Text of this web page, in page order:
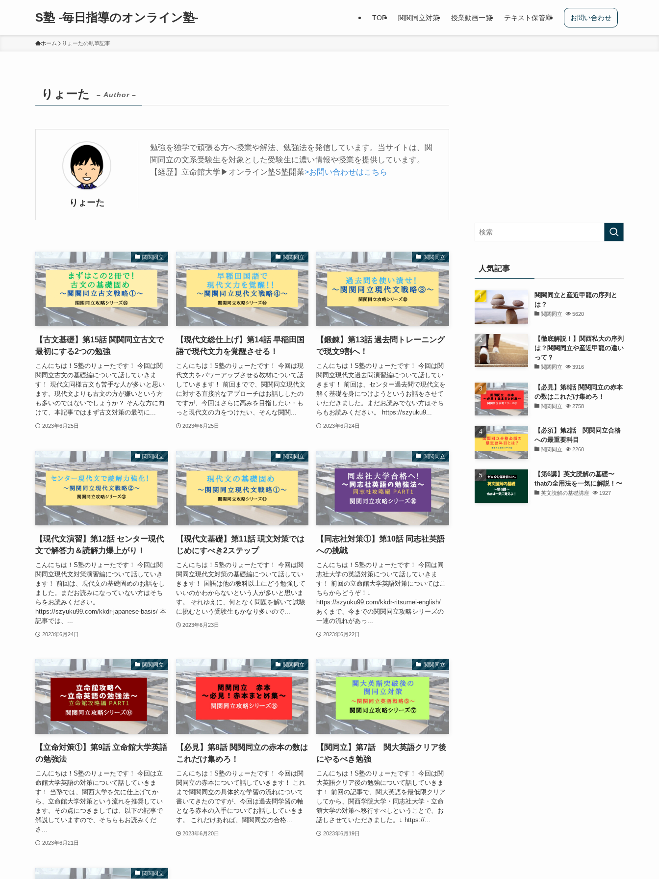
S塾 -毎日指導のオンライン塾- TOP 関関同立対策 授業動画一覧 テキスト保管庫 お問い合わせ
ホーム りょーたの執筆記事
りょーた – Author –
りょーた
勉強を独学で頑張る方へ授業や解法、勉強法を発信しています。当サイトは、関
関同立の文系受験生を対象とした受験生に濃い情報や授業を提供しています。
【経歴】立命館大学▶︎オンライン塾S塾開業>お問い合わせはこちら
関関同立
【古文基礎】第15話 関関同立古文で
最初にする2つの勉強
こんにちは！S塾のりょーたです！ 今回は関
関同立古文の基礎編について話していきま
す！ 現代文同様古文も苦手な人が多いと思い
ます。現代文よりも古文の方が嫌いという方
も多いのではないでしょうか？ そんな方に向
けて、本記事ではまず古文対策の最初に...
2023年6月25日
関関同立
【現代文総仕上げ】第14話 早稲田国
語で現代文力を覚醒させる！
こんにちは！S塾のりょーたです！ 今回は現
代文力をパワーアップさせる教材について話
していきます！ 前回までで、関関同立現代文
に対する直接的なアプローチはお話ししたの
ですが、今回はさらに高みを目指したい・も
っと現代文の力をつけたい、そんな関関...
2023年6月25日
関関同立
【鍛錬】第13話 過去問トレーニング
で現文9割へ！
こんにちは！S塾のりょーたです！ 今回は関
関同立現代文過去問演習編について話してい
きます！ 前回は、センター過去問で現代文を
解く基礎を身につけようというお話をさせて
いただきました。まだお読みでない方はそち
らもお読みください。 https://szyuku9...
2023年6月24日
関関同立
【現代文演習】第12話 センター現代
文で解答力＆読解力爆上がり！
こんにちは！S塾のりょーたです！ 今回は関
関同立現代文対策演習編について話していき
ます！ 前回は、現代文の基礎固めのお話をし
ました。まだお読みになっていない方はそち
らをお読みください。
https://szyuku99.com/kkdr-japanese-basis/ 本
記事では、...
2023年6月24日
関関同立
【現代文基礎】第11話 現文対策では
じめにすべき2ステップ
こんにちは！S塾のりょーたです！ 今回は関
関同立現代文対策の基礎編について話してい
きます！ 国語は他の教科以上にどう勉強して
いいのかわからないという人が多いと思いま
す。 それゆえに、何となく問題を解いて試験
に挑むという受験生もかなり多いので...
2023年6月23日
関関同立
【同志社対策①】第10話 同志社英語
への挑戦
こんにちは！S塾のりょーたです！ 今回は同
志社大学の英語対策について話していきま
す！ 前回の立命館大学英語対策についてはこ
ちらからどうぞ！↓
https://szyuku99.com/kkdr-ritsumei-english/
あくまで、今までの関関同立攻略シリーズの
一連の流れがあっ...
2023年6月22日
関関同立
【立命対策①】第9話 立命館大学英語
の勉強法
こんにちは！S塾のりょーたです！ 今回は立
命館大学英語の対策について話していきま
す！ 当塾では、関西大学を先に仕上げてか
ら、立命館大学対策という流れを推奨してい
ます。その点につきましては、以下の記事で
解説していますので、そちらもお読みくだ
さ...
2023年6月21日
関関同立
【必見】第8話 関関同立の赤本の数は
これだけ集めろ！
こんにちは！S塾のりょーたです！ 今回は関
関同立の赤本について話していきます！ これ
まで関関同立の具体的な学習の流れについて
書いてきたのですが、今回は過去問学習の軸
となる赤本の入手についてお話ししていきま
す。 これだけあれば、関関同立の合格...
2023年6月20日
関関同立
【関同立】第7話 関大英語クリア後
にやるべき勉強
こんにちは！S塾のりょーたです！ 今回は関
大英語クリア後の勉強について話していきま
す！ 前回の記事で、関大英語を最低限クリア
してから、関西学院大学・同志社大学・立命
館大学の対策へ移行すべしということで、お
話しさせていただきました。↓ https://...
2023年6月19日
関関同立
人気記事
関関同立と産近甲龍の序列と
は？
関関同立 5620
【徹底解説！】関西私大の序列
は？関関同立や産近甲龍の違い
って？
関関同立 3916
【必見】第8話 関関同立の赤本
の数はこれだけ集めろ！
関関同立 2758
【必須】第2話 関関同立合格
への最重要科目
関関同立 2260
【第6講】英文読解の基礎〜
thatの全用法を一気に解説！〜
英文読解の基礎講座 1927